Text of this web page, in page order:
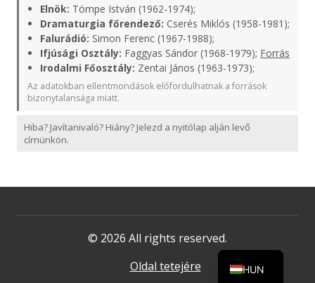
Elnök: Tömpe István (1962-1974);
Dramaturgia főrendező: Cserés Miklós (1958-1981);
Falurádió: Simon Ferenc (1967-1988);
Ifjúsági Osztály: Faggyas Sándor (1968-1979); Forrás
Irodalmi Főosztály: Zentai János (1963-1973);
Az adatokban ellentmondások előfordulhatnak a források
bizonytalansága miatt.
Hiba? Javítanivaló? Hiány? Jelezd a nyitólap alján levő
címünkön.
© 2026 All rights reserved.
Oldal tetejére
HUN